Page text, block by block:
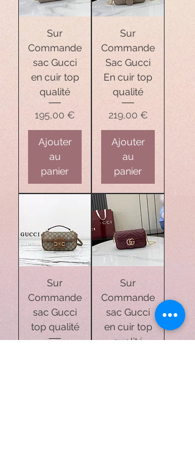
Sur
Commande
sac Gucci
en cuir top
qualité
Prix
195,00 €
Ajouter
au
panier
Sur
Commande
Sac Gucci
En cuir top
qualité
Prix
219,00 €
Ajouter
au
panier
Sur
Commande
sac Gucci
top qualité
Sur
Commande
sac Gucci
en cuir top
qualité